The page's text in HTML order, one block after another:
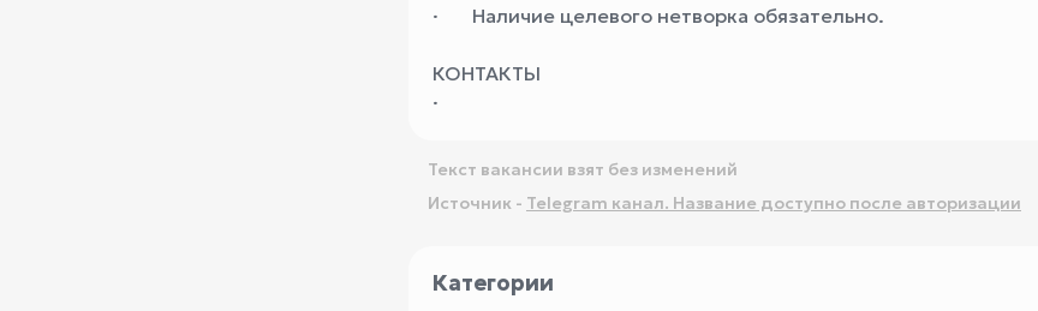
· Наличие целевого нетворка обязательно.
КОНТАКТЫ
·
Текст вакансии взят без изменений
Источник - Telegram канал. Название доступно после авторизации
Категории